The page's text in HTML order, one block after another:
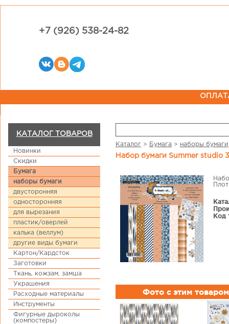
+7 (926) 538-24-82
КАТАЛОГ ТОВАРОВ
Новинки
Скидки
Бумага
наборы бумаги
двусторонняя
односторонняя
для вырезания
пластик/оверлей
калька (веллум)
другие виды бумаги
Картон/Кардсток
Заготовки
Ткань, кожзам, замша
Украшения
Расходные материалы
Инструменты
Фигурные дыроколы
(компостеры)
Каталог > Бумага > наборы бумаги
Набор бумаги Summer studio
Код
Фото с этим товаром